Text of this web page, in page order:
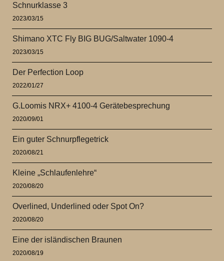
Schnurklasse 3
2023/03/15
Shimano XTC Fly BIG BUG/Saltwater 1090-4
2023/03/15
Der Perfection Loop
2022/01/27
G.Loomis NRX+ 4100-4 Gerätebesprechung
2020/09/01
Ein guter Schnurpflegetrick
2020/08/21
Kleine „Schlaufenlehre“
2020/08/20
Overlined, Underlined oder Spot On?
2020/08/20
Eine der isländischen Braunen
2020/08/19